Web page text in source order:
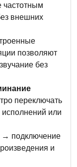
частотным
внешних
позволяют
без
переключать
или
→ подключение
и